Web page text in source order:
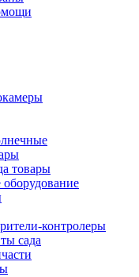
товары
оборудование
контролеры
сада